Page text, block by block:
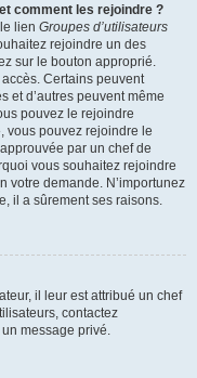
comment les rejoindre ?
lien Groupes d’utilisateurs
rejoindre un des
sur le bouton approprié.
Certains peuvent
et d’autres peuvent même
pouvez le rejoindre
vous pouvez rejoindre le
par un chef de
vous souhaitez rejoindre
votre demande. N’importunez
il a sûrement ses raisons.
il leur est attribué un chef
contactez
message privé.